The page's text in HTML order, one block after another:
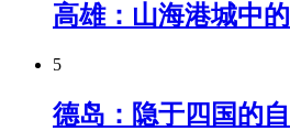
高雄：山海港城中的
5
德岛：隐于四国的自